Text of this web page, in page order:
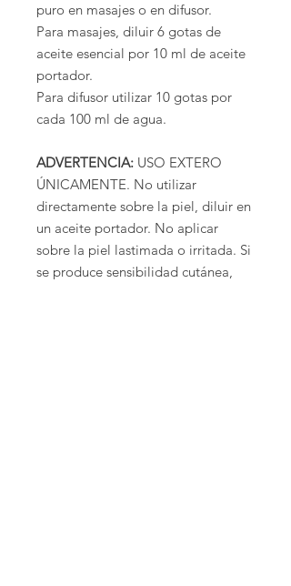
puro en masajes o en difusor.
Para masajes, diluir 6 gotas de
aceite esencial por 10 ml de aceite
portador.
Para difusor utilizar 10 gotas por
cada 100 ml de agua.
ADVERTENCIA: USO EXTERO
ÚNICAMENTE. No utilizar
directamente sobre la piel, diluir en
un aceite portador. No aplicar
sobre la piel lastimada o irritada. Si
se produce sensibilidad cutánea,